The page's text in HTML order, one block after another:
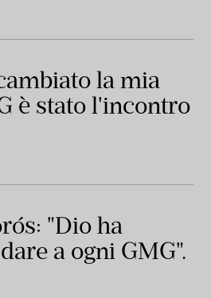
la mia
è stato l'incontro
"Dio ha
a ogni GMG".